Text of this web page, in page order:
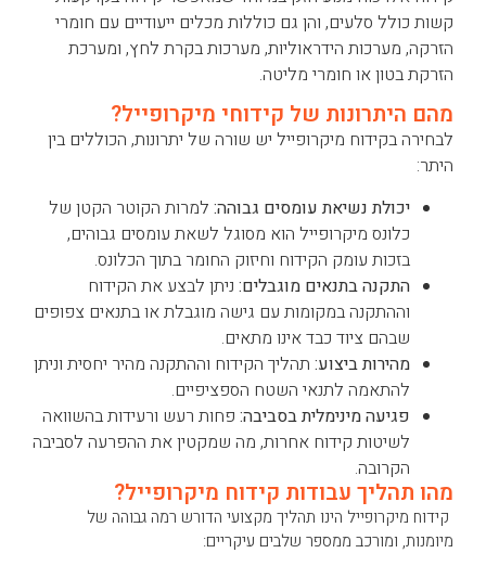
קשות כולל סלעים, והן גם כוללות מכלים ייעודיים עם חומרי
הזרקה, מערכות הידראוליות, מערכות בקרת לחץ, ומערכת
הזרקת בטון או חומרי מליטה.
מהם היתרונות של קידוחי מיקרופייל?
לבחירה בקידוח מיקרופייל יש שורה של יתרונות, הכוללים בין
היתר:
יכולת נשיאת עומסים גבוהה: למרות הקוטר הקטן של
כלונס מיקרופייל הוא מסוגל לשאת עומסים גבוהים,
בזכות עומק הקידוח וחיזוק החומר בתוך הכלונס.
התקנה בתנאים מוגבלים: ניתן לבצע את הקידוח
וההתקנה במקומות עם גישה מוגבלת או בתנאים צפופים
שבהם ציוד כבד אינו מתאים.
מהירות ביצוע: תהליך הקידוח וההתקנה מהיר יחסית וניתן
להתאמה לתנאי השטח הספציפיים.
פגיעה מינימלית בסביבה: פחות רעש ורעידות בהשוואה
לשיטות קידוח אחרות, מה שמקטין את ההפרעה לסביבה
הקרובה.
מהו תהליך עבודות קידוח מיקרופייל?
קידוח מיקרופייל הינו תהליך מקצועי הדורש רמה גבוהה של
מיומנות, ומורכב ממספר שלבים עיקריים: